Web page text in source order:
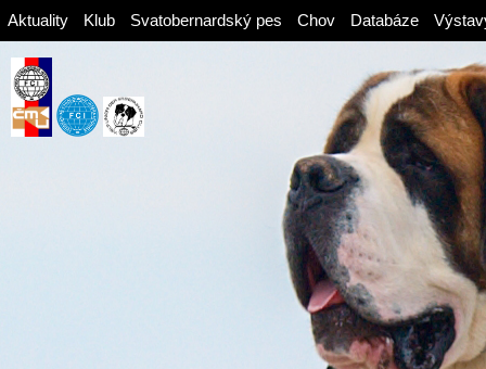
Aktuality Klub Svatobernardský pes Chov Databáze